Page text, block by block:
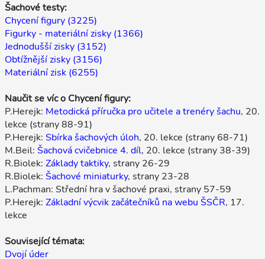
Šachové testy:
Chycení figury (3225)
Figurky - materiální zisky (1366)
Jednodušší zisky (3152)
Obtížnější zisky (3156)
Materiální zisk (6255)
Naučit se víc o Chycení figury:
P.Herejk: Metodická příručka pro učitele a trenéry šachu, 20.
lekce (strany 88-91)
P.Herejk: Sbírka šachových úloh, 20. lekce (strany 68-71)
M.Beil: Šachová cvičebnice 4. díl, 20. lekce (strany 38-39)
R.Biolek: Základy taktiky, strany 26-29
R.Biolek: Šachové miniaturky, strany 23-28
L.Pachman: Střední hra v šachové praxi, strany 57-59
P.Herejk: Základní výcvik začátečníků na webu ŠSČR, 17.
lekce
Související témata:
Dvojí úder